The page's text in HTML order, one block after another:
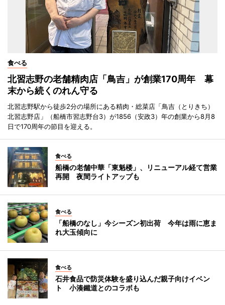
食べる
北習志野の老舗精肉店「鳥吉」が創業170周年 幕
末から続くのれん守る
北習志野駅から徒歩2分の場所にある精肉・総菜店「鳥吉（とりきち）
北習志野店」（船橋市習志野台3）が1856（安政3）年の創業から8月8
日で170周年の節目を迎える。
食べる
船橋の老舗中華「東魁楼」、リニューアル経て営業
再開 夜間ライトアップも
食べる
「船橋のなし」今シーズン初出荷 今年は雨に恵ま
れ大玉傾向に
食べる
石井食品で防災体験を盛り込んだ親子向けイベン
ト 小湊鐵道とのコラボも